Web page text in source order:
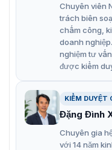
Chuyên viên
trách biên
chấm công,
doanh
nghiệm tư
được kiểm
KIỂM DUYỆT
Đặng Đình
Chuyên gia
với 14 năm